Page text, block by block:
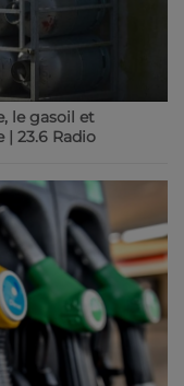
le gasoil et
| 23.6 Radio